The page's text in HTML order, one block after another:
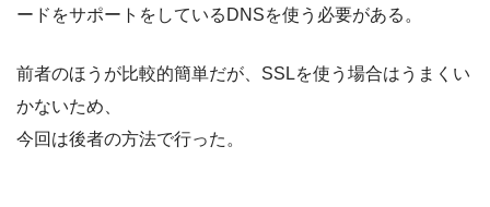
ードをサポートをしているDNSを使う必要がある。
前者のほうが比較的簡単だが、SSLを使う場合はうまくい
かないため、
今回は後者の方法で行った。